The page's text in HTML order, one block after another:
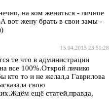
на ком жениться - личное
вот жену брать в свои замы -
15.04.2015 23:51:28
те что в администрации
все 100%.Открой личико
кто то и не желал,а Гаврилова
свою
ещё статей,правда,